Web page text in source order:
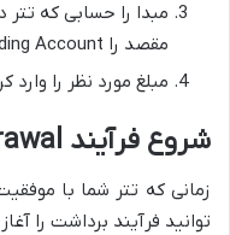
مقصد را Funding Account انتخاب نمایید.
مبلغ مورد نظر را وارد
شروع فرآیند Withdrawal در اپلیکیشن
توانید فرآیند برداشت را